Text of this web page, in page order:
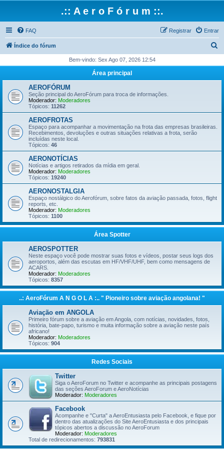
.:: A e r o F ó r u m ::.
FAQ Entrar
Registrar
Índice do fórum
q
Bem-vindo: Sex Ago 07, 2026 12:54
Área principal
AEROFÓRUM
Seção principal do AeroFórum para troca de informações.
Moderador: Moderadores
Tópicos: 11262
AEROFROTAS
Espaço para acompanhar a movimentação na frota das empresas brasileiras.
Recebimentos, devoluções e outras situações relativas a frota, serão
incluídas neste local.
Tópicos: 46
AERONOTÍCIAS
Notícias e artigos retirados da mídia em geral.
Moderador: Moderadores
Tópicos: 19240
AERONOSTALGIA
Espaço nostálgico do Aerofórum, sobre fatos da aviação passada, fotos, flight
reports, etc.
Moderador: Moderadores
Tópicos: 1100
Área Spotter
AEROSPOTTER
Neste espaço você pode mostrar suas fotos e vídeos, postar seus logs dos
aeroportos, além das escutas em HF/VHF/UHF, bem como mensagens de
ACARS.
Moderador: Moderadores
Tópicos: 8357
..: AeroFórum A N G O L A :.. " Pioneiro sobre aviação angolana! "
Aviação em ANGOLA
Primeiro fórum sobre a aviação em Angola, com notícias, novidades, fotos,
história, bate-papo, turismo e muita informação sobre a aviação neste país
africano!
Moderador: Moderadores
Tópicos: 904
Redes Sociais
Twitter
Siga o AeroForum no Twitter e acompanhe as principais postagens
das seções AeroForum e AeroNotícias
Moderador: Moderadores
Facebook
Acompanhe e "Curta" a AeroEntusiasta pelo Facebook, e fique por
dentro das atualizações do Site AeroEntusiasta e dos principais
tópicos abertos a discussão no AeroForum
Moderador: Moderadores
Total de redirecionamentos: 793831